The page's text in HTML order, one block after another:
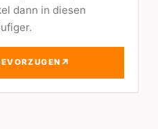
dann in diesen
↗